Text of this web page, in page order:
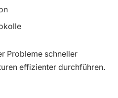
Probleme schneller
effizienter durchführen.